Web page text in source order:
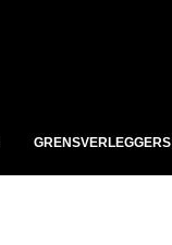
GRENSVERLEGGERS